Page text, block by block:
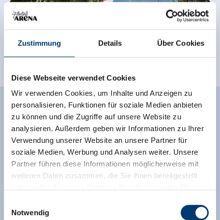
Zustimmung Details Über Cookies
Diese Webseite verwendet Cookies
Wir verwenden Cookies, um Inhalte und Anzeigen zu
personalisieren, Funktionen für soziale Medien anbieten
zu können und die Zugriffe auf unsere Website zu
analysieren. Außerdem geben wir Informationen zu Ihrer
Verwendung unserer Website an unsere Partner für
soziale Medien, Werbung und Analysen weiter. Unsere
Partner führen diese Informationen möglicherweise mit
weiteren Daten zusammen, die Sie ihnen bereitgestellt
Notwendig
PROGRAMM
KINDERFEST 2026
Mittwoch, 29. Juli 2026
Bouble Clown Eliran um 12:00 Uhr und 13:30 Uhr